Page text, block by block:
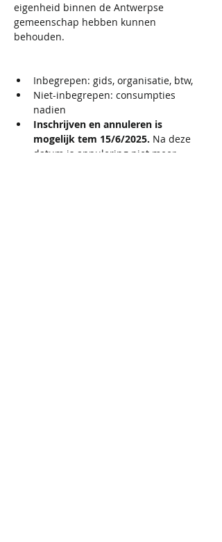
eigenheid binnen de Antwerpse
gemeenschap hebben kunnen
behouden.
Inbegrepen: gids, organisatie, btw,
Niet-inbegrepen: consumpties
nadien
Inschrijven en annuleren is
mogelijk tem 15/6/2025. Na deze
datum is annulering niet meer